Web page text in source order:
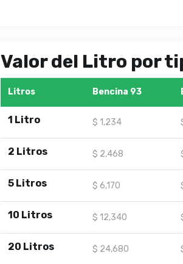
Valor del Litro por
Litros Bencina 93
1 Litro $ 1,234
2 Litros $ 2,468
5 Litros $ 6,170
10 Litros $ 12,340
20 Litros $ 24,680